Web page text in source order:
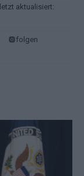
aktualisiert:
folgen